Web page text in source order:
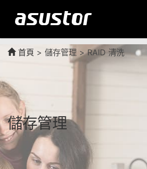
首頁 > 儲存管理 > RAID 清洗
儲存管理